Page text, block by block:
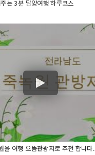
3분 담양여행 하루코스
을 여행 으뜸관광지로 추천 합니다.